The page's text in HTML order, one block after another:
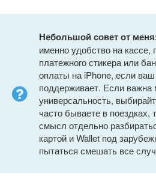
Небольшой совет от
именно удобство на кассе,
платежного стикера или
оплаты на iPhone, если
поддерживает. Если важна
универсальность,
часто бываете в поездках,
смысл отдельно
картой и Wallet под
пытаться смешать все